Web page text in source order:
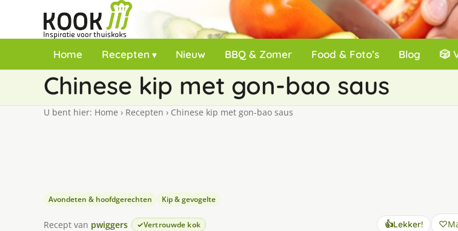
Home Recepten Nieuw BBQ & Zomer Food & Foto’s Blog 🎲
Chinese kip met gon-bao saus
U bent hier: Home › Recepten › Chinese kip met gon-bao saus
Avondeten & hoofdgerechten Kip & gevogelte
Recept van pwiggers Vertrouwde kok 👍Lekker!